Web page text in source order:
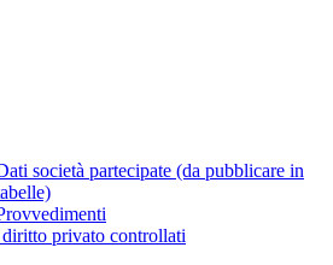
società partecipate (da pubblicare in
privato controllati